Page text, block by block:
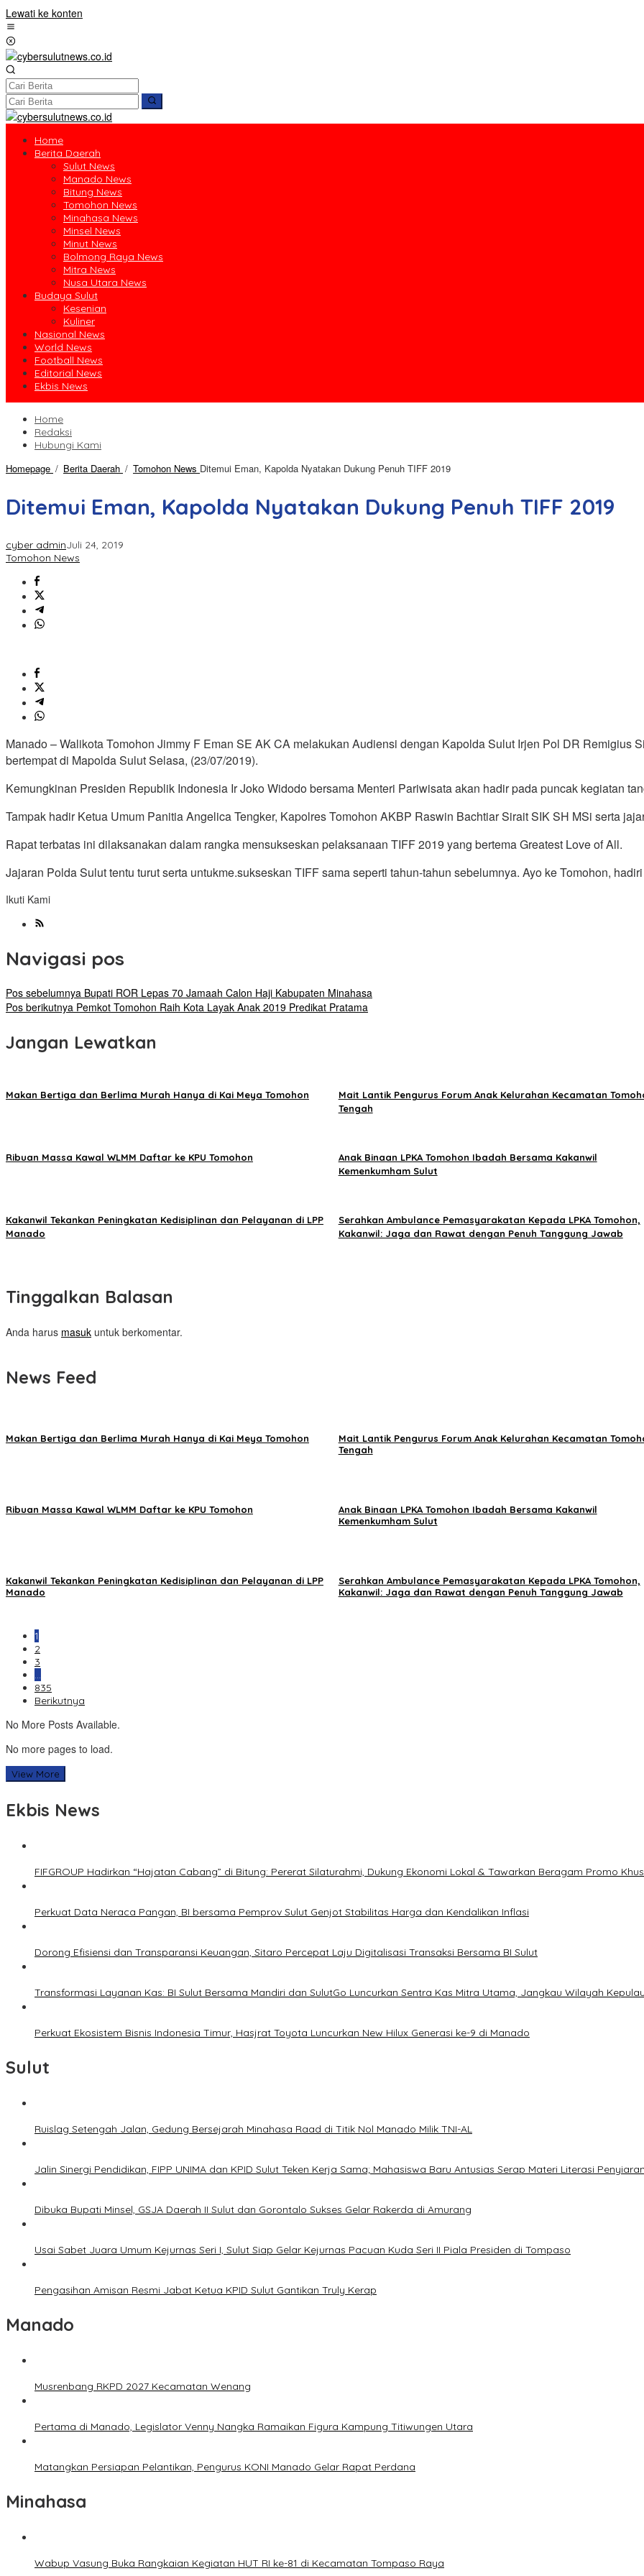
Lewati ke konten
Home
Berita Daerah
Sulut News
Manado News
Bitung News
Tomohon News
Minahasa News
Minsel News
Minut News
Bolmong Raya News
Mitra News
Nusa Utara News
Budaya Sulut
Kesenian
Kuliner
Nasional News
World News
Football News
Editorial News
Ekbis News
Home
Redaksi
Hubungi Kami
Homepage / Berita Daerah / Tomohon News Ditemui Eman, Kapolda Nyatakan Dukung Penuh TIFF 2019
Ditemui Eman, Kapolda Nyatakan Dukung Penuh TIFF 2019
cyber adminJuli 24, 2019
Tomohon News
Manado – Walikota Tomohon Jimmy F Eman SE AK CA melakukan Audiensi dengan Kapolda Sulut Irjen Pol DR Remigius
bertempat di Mapolda Sulut Selasa, (23/07/2019).
Kemungkinan Presiden Republik Indonesia Ir Joko Widodo bersama Menteri Pariwisata akan hadir pada puncak kegiatan
Tampak hadir Ketua Umum Panitia Angelica Tengker, Kapolres Tomohon AKBP Raswin Bachtiar Sirait SIK SH MSi serta
Rapat terbatas ini dilaksanakan dalam rangka mensukseskan pelaksanaan TIFF 2019 yang bertema Greatest Love of All.
Jajaran Polda Sulut tentu turut serta untukme.sukseskan TIFF sama seperti tahun-tahun sebelumnya. Ayo ke Tomohon,
Ikuti Kami
Navigasi pos
Pos sebelumnya Bupati ROR Lepas 70 Jamaah Calon Haji Kabupaten Minahasa
Pos berikutnya Pemkot Tomohon Raih Kota Layak Anak 2019 Predikat Pratama
Jangan Lewatkan
Makan Bertiga dan Berlima Murah Hanya di Kai Meya Tomohon
Mait Lantik Pengurus Forum Anak Kelurahan Kecamatan
Tengah
Ribuan Massa Kawal WLMM Daftar ke KPU Tomohon
Anak Binaan LPKA Tomohon Ibadah Bersama Kakanwil
Kemenkumham Sulut
Kakanwil Tekankan Peningkatan Kedisiplinan dan Pelayanan di LPP
Manado
Serahkan Ambulance Pemasyarakatan Kepada LPKA Tomohon,
Kakanwil: Jaga dan Rawat dengan Penuh Tanggung Jawab
Tinggalkan Balasan
Anda harus masuk untuk berkomentar.
News Feed
Makan Bertiga dan Berlima Murah Hanya di Kai Meya Tomohon
Mait Lantik Pengurus Forum Anak Kelurahan Kecamatan
Tengah
Ribuan Massa Kawal WLMM Daftar ke KPU Tomohon
Anak Binaan LPKA Tomohon Ibadah Bersama Kakanwil
Kemenkumham Sulut
Kakanwil Tekankan Peningkatan Kedisiplinan dan Pelayanan di LPP
Manado
Serahkan Ambulance Pemasyarakatan Kepada LPKA Tomohon,
Kakanwil: Jaga dan Rawat dengan Penuh Tanggung Jawab
1
2
3
…
835
Berikutnya
No More Posts Available.
No more pages to load.
View More
Ekbis News
FIFGROUP Hadirkan “Hajatan Cabang” di Bitung: Pererat Silaturahmi, Dukung Ekonomi Lokal & Tawarkan Beragam Promo
Perkuat Data Neraca Pangan, BI bersama Pemprov Sulut Genjot Stabilitas Harga dan Kendalikan Inflasi
Dorong Efisiensi dan Transparansi Keuangan, Sitaro Percepat Laju Digitalisasi Transaksi Bersama BI Sulut
Transformasi Layanan Kas: BI Sulut Bersama Mandiri dan SulutGo Luncurkan Sentra Kas Mitra Utama, Jangkau Wilayah
Perkuat Ekosistem Bisnis Indonesia Timur, Hasjrat Toyota Luncurkan New Hilux Generasi ke-9 di Manado
Sulut
Ruislag Setengah Jalan, Gedung Bersejarah Minahasa Raad di Titik Nol Manado Milik TNI-AL
Jalin Sinergi Pendidikan, FIPP UNIMA dan KPID Sulut Teken Kerja Sama; Mahasiswa Baru Antusias Serap Materi Literasi
Dibuka Bupati Minsel, GSJA Daerah II Sulut dan Gorontalo Sukses Gelar Rakerda di Amurang
Usai Sabet Juara Umum Kejurnas Seri I, Sulut Siap Gelar Kejurnas Pacuan Kuda Seri II Piala Presiden di Tompaso
Pengasihan Amisan Resmi Jabat Ketua KPID Sulut Gantikan Truly Kerap
Manado
Musrenbang RKPD 2027 Kecamatan Wenang
Pertama di Manado, Legislator Venny Nangka Ramaikan Figura Kampung Titiwungen Utara
Matangkan Persiapan Pelantikan, Pengurus KONI Manado Gelar Rapat Perdana
Minahasa
Wabup Vasung Buka Rangkaian Kegiatan HUT RI ke-81 di Kecamatan Tompaso Raya